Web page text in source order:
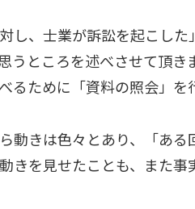
し、士業が訴訟を起こした
うところを述べさせて頂き
るために「資料の照会」を
動きは色々とあり、「ある
きを見せたことも、また事